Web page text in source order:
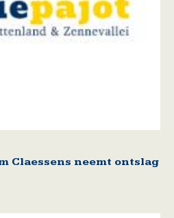
Claessens neemt ontslag